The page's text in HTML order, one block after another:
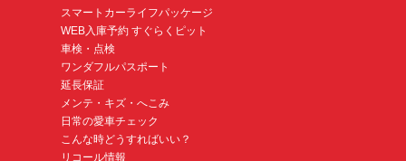
スマートカーライフパッケージ
WEB入庫予約 すぐらくピット
車検・点検
ワンダフルパスポート
延長保証
メンテ・キズ・へこみ
日常の愛車チェック
こんな時どうすればいい？
リコール情報